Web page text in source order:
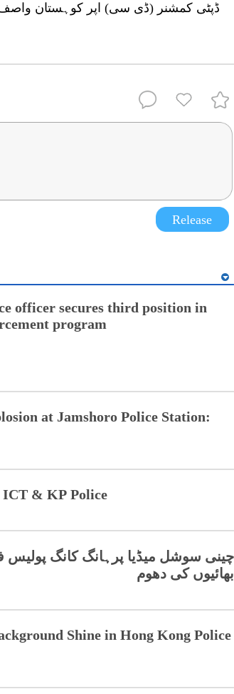
ڈپٹی کمشنر (ڈی سی) اپر کوہستان
Release
officer secures third position in
program
at Jamshoro Police Station:
ICT & KP Police
چینی سوشل میڈیا پرہانگ
بھائیوں کی دھوم
Shine in Hong Kong Police